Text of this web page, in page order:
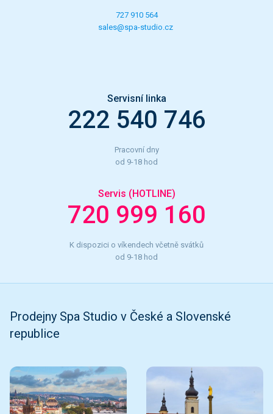
727 910 564
sales@spa-studio.cz
Servisní linka
222 540 746
Pracovní dny
od 9-18 hod
Servis (HOTLINE)
720 999 160
K dispozici o víkendech včetně svátků
od 9-18 hod
Prodejny Spa Studio v České a Slovenské
republice